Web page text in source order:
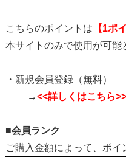
こちらのポイントは 【1ポ
本サイトのみで使用が可能
・新規会員登録（無料）
→<<詳しくはこちら>>
■会員ランク
ご購入金額によって、ポイ